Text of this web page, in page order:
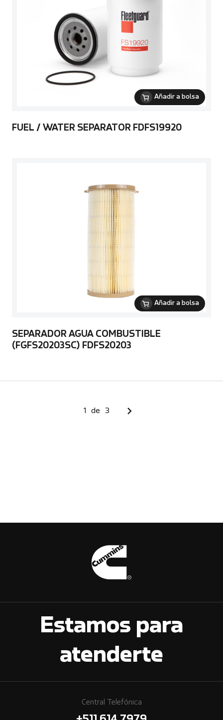
Añadir a bolsa
FUEL / WATER SEPARATOR FDFS19920
Añadir a bolsa
SEPARADOR AGUA COMBUSTIBLE
(FGFS20203SC) FDFS20203
1 de 3
Estamos para
atenderte
Central Telefónica